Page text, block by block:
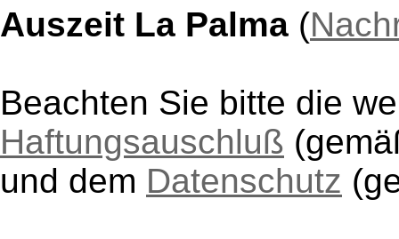
Auszeit La Palma (
Beachten Sie bitte die
Haftungsauschluß
und dem Datenschutz